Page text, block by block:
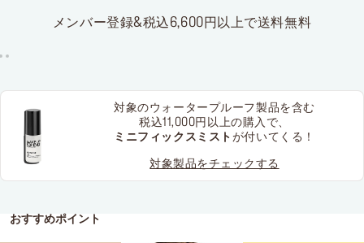
メンバー登録&税込6,600円以上で送料無料
対象のウォータープルーフ製品を含む
税込11,000円以上の購入で、
ミニフィックスミスト が付いてくる！
対象製品をチェックする
おすすめポイント